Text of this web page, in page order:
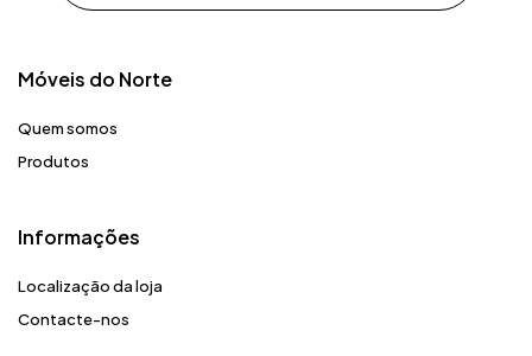
Móveis do Norte​
Quem somos
Produtos
Informações
Localização da loja
Contacte-nos